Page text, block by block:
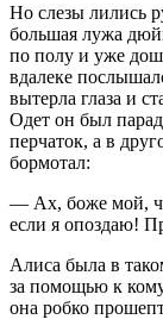
Но слезы лились
большая лужа
по полу и уже
вдалеке
вытерла глаза и
Одет он был
перчаток, а в
бормотал:
— Ах, боже мой,
если я опоздаю!
Алиса была в
за помощью к
она робко